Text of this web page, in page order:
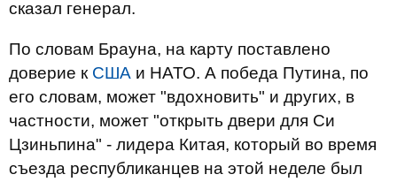
сказал генерал.
По словам Брауна, на карту поставлено
доверие к США и НАТО. А победа Путина, по
его словам, может "вдохновить" и других, в
частности, может "открыть двери для Си
Цзиньпина" - лидера Китая, который во время
съезда республиканцев на этой неделе был